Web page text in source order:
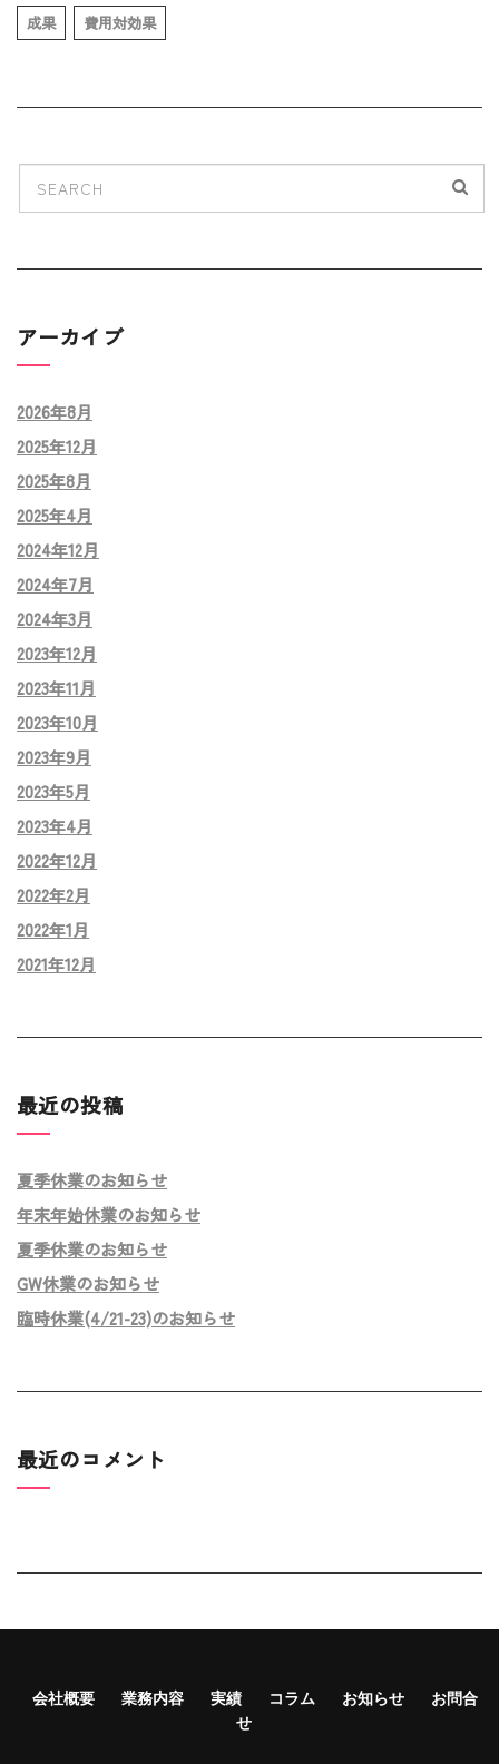
成果 費用対効果
アーカイブ
2026年8月
2025年12月
2025年8月
2025年4月
2024年12月
2024年7月
2024年3月
2023年12月
2023年11月
2023年10月
2023年9月
2023年5月
2023年4月
2022年12月
2022年2月
2022年1月
2021年12月
最近の投稿
夏季休業のお知らせ
年末年始休業のお知らせ
夏季休業のお知らせ
GW休業のお知らせ
臨時休業(4/21-23)のお知らせ
最近のコメント
会社概要 業務内容 実績 コラム お知らせ
お問合
せ